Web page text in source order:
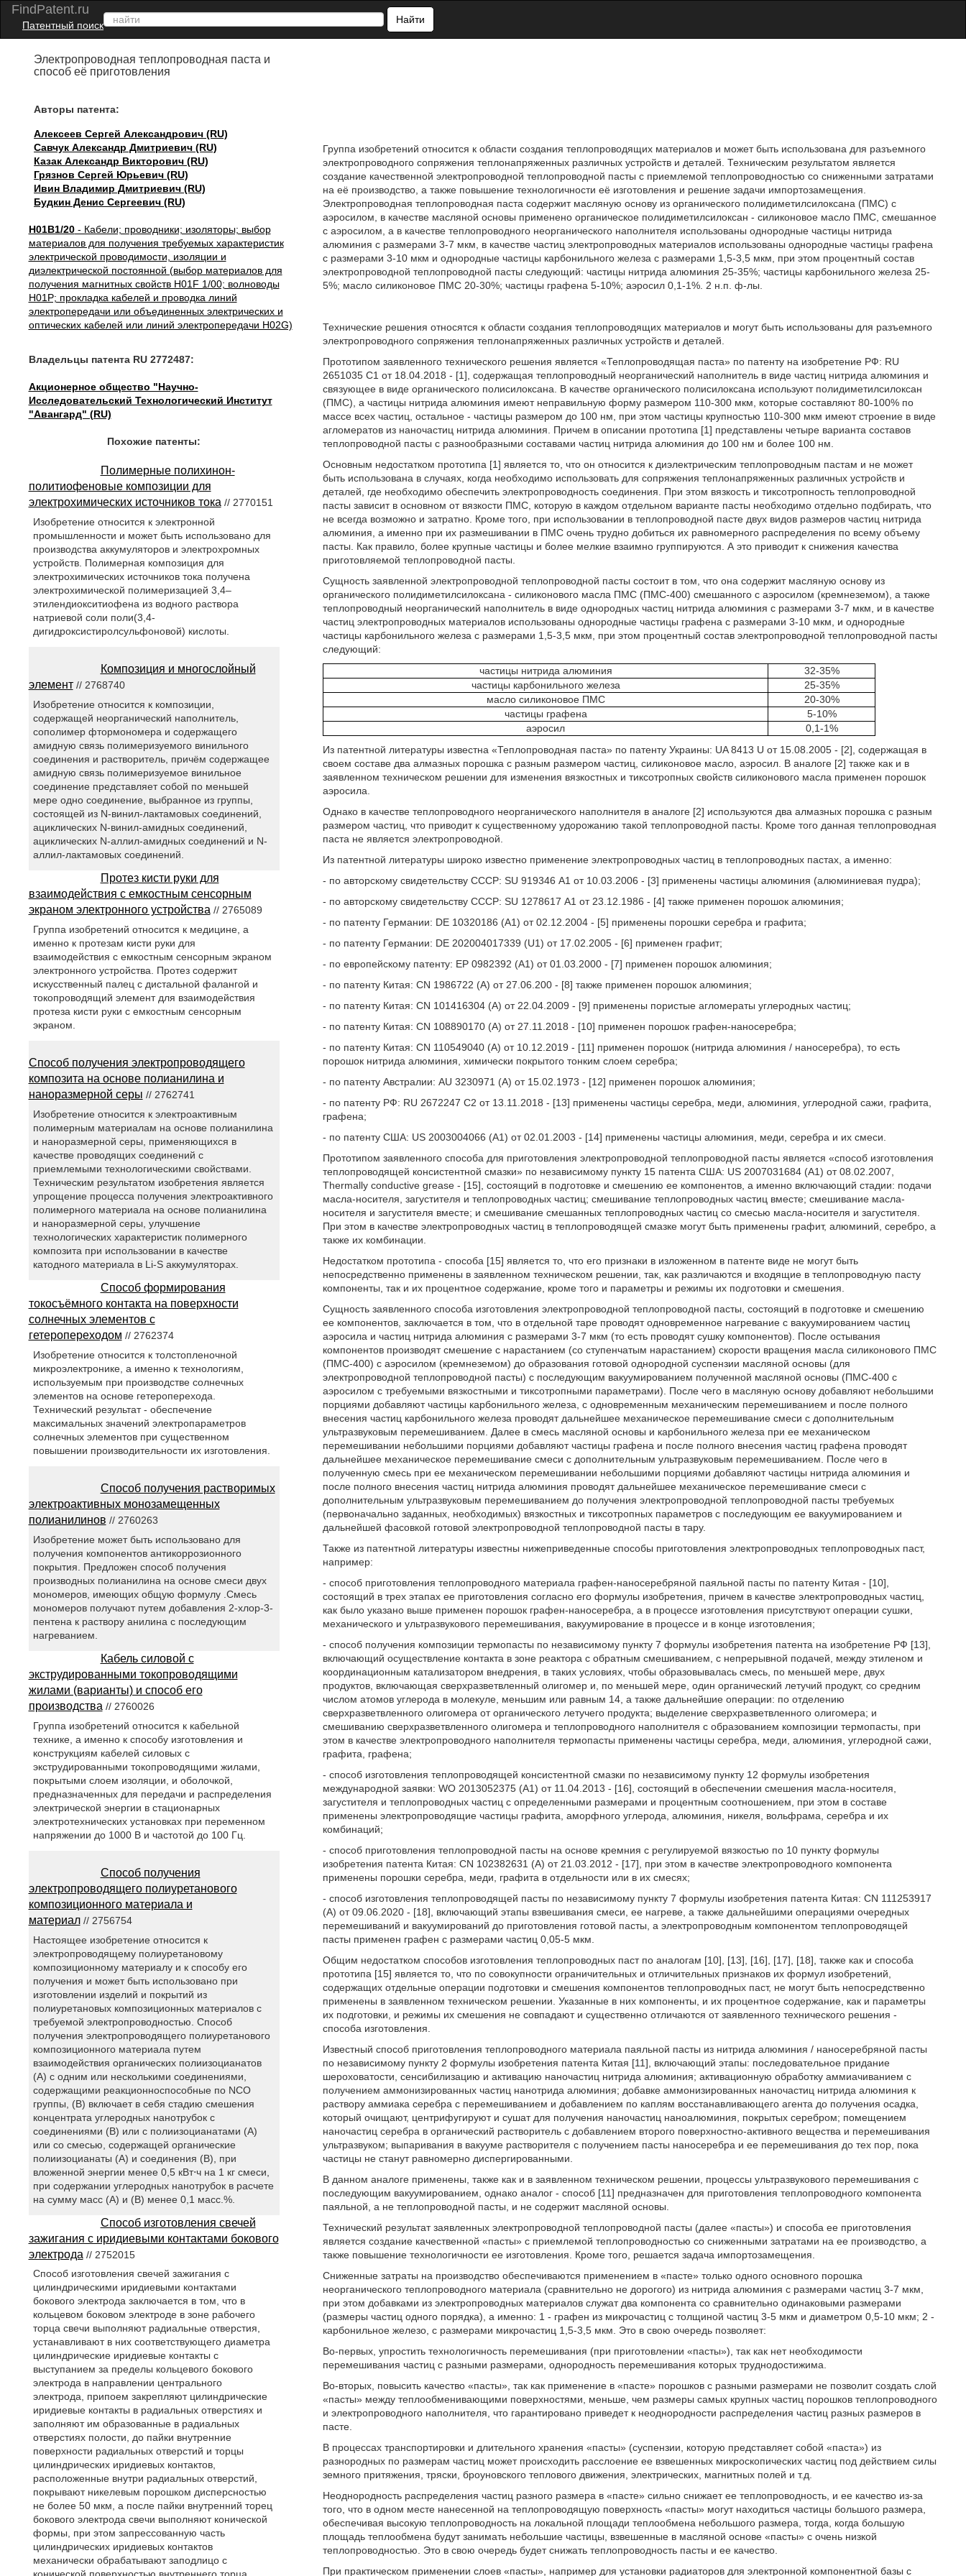
FindPatent.ru
Патентный поиск
Найти
Электропроводная теплопроводная паста и
способ её приготовления
Авторы патента:
Алексеев Сергей Александрович (RU)
Савчук Александр Дмитриевич (RU)
Казак Александр Викторович (RU)
Грязнов Сергей Юрьевич (RU)
Ивин Владимир Дмитриевич (RU)
Будкин Денис Сергеевич (RU)
H01B1/20- Кабели; проводники; изоляторы; выбор
материалов для получения требуемых характеристик
электрической проводимости, изоляции и
диэлектрической постоянной (выбор материалов для
получения магнитных свойств H01F 1/00; волноводы
H01P; прокладка кабелей и проводка линий
электропередачи или объединенных электрических и
оптических кабелей или линий электропередачи H02G)
Владельцы патента RU 2772487:
Акционерное общество "Научно-
Исследовательский Технологический Институт
"Авангард" (RU)
Группа изобретений относится к области создания теплопроводящих материалов и может быть использована для разъемного
электропроводного сопряжения теплонапряженных различных устройств и деталей. Техническим результатом является
создание качественной электропроводной теплопроводной пасты с приемлемой теплопроводностью со сниженными затратами
на её производство, а также повышение технологичности её изготовления и решение задачи импортозамещения.
Электропроводная теплопроводная паста содержит масляную основу из органического полидиметилсилоксана (ПМС) с
аэросилом, в качестве масляной основы применено органическое полидиметилсилоксан - силиконовое масло ПМС, смешанное
с аэросилом, а в качестве теплопроводного неорганического наполнителя использованы однородные частицы нитрида
алюминия с размерами 3-7 мкм, в качестве частиц электропроводных материалов использованы однородные частицы графена
с размерами 3-10 мкм и однородные частицы карбонильного железа с размерами 1,5-3,5 мкм, при этом процентный состав
электропроводной теплопроводной пасты следующий: частицы нитрида алюминия 25-35%; частицы карбонильного железа 25-
5%; масло силиконовое ПМС 20-30%; частицы графена 5-10%; аэросил 0,1-1%. 2 н.п. ф-лы.
Технические решения относятся к области создания теплопроводящих материалов и могут быть использованы для разъемного
электропроводного сопряжения теплонапряженных различных устройств и деталей.
Прототипом заявленного технического решения является «Теплопроводящая паста» по патенту на изобретение РФ: RU
2651035 С1 от 18.04.2018 - [1], содержащая теплопроводный неорганический наполнитель в виде частиц нитрида алюминия и
связующее в виде органического полисилоксана. В качестве органического полисилоксана используют полидиметилсилоксан
(ПМС), а частицы нитрида алюминия имеют неправильную форму размером 110-300 мкм, которые составляют 80-100% по
массе всех частиц, остальное - частицы размером до 100 нм, при этом частицы крупностью 110-300 мкм имеют строение в виде
агломератов из наночастиц нитрида алюминия. Причем в описании прототипа [1] представлены четыре варианта составов
теплопроводной пасты с разнообразными составами частиц нитрида алюминия до 100 нм и более 100 нм.
Основным недостатком прототипа [1] является то, что он относится к диэлектрическим теплопроводным пастам и не может
быть использована в случаях, когда необходимо использовать для сопряжения теплонапряженных различных устройств и
деталей, где необходимо обеспечить электропроводность соединения. При этом вязкость и тиксотропность теплопроводной
пасты зависит в основном от вязкости ПМС, которую в каждом отдельном варианте пасты необходимо отдельно подбирать, что
не всегда возможно и затратно. Кроме того, при использовании в теплопроводной пасте двух видов размеров частиц нитрида
алюминия, а именно при их размешивании в ПМС очень трудно добиться их равномерного распределения по всему объему
пасты. Как правило, более крупные частицы и более мелкие взаимно группируются. А это приводит к снижения качества
приготовляемой теплопроводной пасты.
Сущность заявленной электропроводной теплопроводной пасты состоит в том, что она содержит масляную основу из
органического полидиметилсилоксана - силиконового масла ПМС (ПМС-400) смешанного с аэросилом (кремнеземом), а также
теплопроводный неорганический наполнитель в виде однородных частиц нитрида алюминия с размерами 3-7 мкм, и в качестве
частиц электропроводных материалов использованы однородные частицы графена с размерами 3-10 мкм, и однородные
частицы карбонильного железа с размерами 1,5-3,5 мкм, при этом процентный состав электропроводной теплопроводной пасты
следующий:
частицы нитрида алюминия
32-35%
частицы карбонильного железа
25-35%
масло силиконовое ПМС
20-30%
частицы графена
5-10%
аэросил
0,1-1%
Из патентной литературы известна «Теплопроводная паста» по патенту Украины: UA 8413 U от 15.08.2005 - [2], содержащая в
своем составе два алмазных порошка с разным размером частиц, силиконовое масло, аэросил. В аналоге [2] также как и в
заявленном техническом решении для изменения вязкостных и тиксотропных свойств силиконового масла применен порошок
аэросила.
Однако в качестве теплопроводного неорганического наполнителя в аналоге [2] используются два алмазных порошка с разным
размером частиц, что приводит к существенному удорожанию такой теплопроводной пасты. Кроме того данная теплопроводная
паста не является электропроводной.
Из патентной литературы широко известно применение электропроводных частиц в теплопроводных пастах, а именно:
- по авторскому свидетельству СССР: SU 919346 А1 от 10.03.2006 - [3] применены частицы алюминия (алюминиевая пудра);
- по авторскому свидетельству СССР: SU 1278617 А1 от 23.12.1986 - [4] также применен порошок алюминия;
- по патенту Германии: DE 10320186 (А1) от 02.12.2004 - [5] применены порошки серебра и графита;
- по патенту Германии: DE 202004017339 (U1) от 17.02.2005 - [6] применен графит;
- по европейскому патенту: ЕР 0982392 (А1) от 01.03.2000 - [7] применен порошок алюминия;
- по патенту Китая: CN 1986722 (А) от 27.06.200 - [8] также применен порошок алюминия;
- по патенту Китая: CN 101416304 (А) от 22.04.2009 - [9] применены пористые агломераты углеродных частиц;
- по патенту Китая: CN 108890170 (А) от 27.11.2018 - [10] применен порошок графен-наносеребра;
- по патенту Китая: CN 110549040 (А) от 10.12.2019 - [11] применен порошок (нитрида алюминия / наносеребра), то есть
порошок нитрида алюминия, химически покрытого тонким слоем серебра;
- по патенту Австралии: AU 3230971 (А) от 15.02.1973 - [12] применен порошок алюминия;
- по патенту РФ: RU 2672247 С2 от 13.11.2018 - [13] применены частицы серебра, меди, алюминия, углеродной сажи, графита,
графена;
- по патенту США: US 2003004066 (А1) от 02.01.2003 - [14] применены частицы алюминия, меди, серебра и их смеси.
Прототипом заявленного способа для приготовления электропроводной теплопроводной пасты является «способ изготовления
теплопроводящей консистентной смазки» по независимому пункту 15 патента США: US 2007031684 (А1) от 08.02.2007,
Thermally conductive grease - [15], состоящий в подготовке и смешению ее компонентов, а именно включающий стадии: подачи
масла-носителя, загустителя и теплопроводных частиц; смешивание теплопроводных частиц вместе; смешивание масла-
носителя и загустителя вместе; и смешивание смешанных теплопроводных частиц со смесью масла-носителя и загустителя.
При этом в качестве электропроводных частиц в теплопроводящей смазке могут быть применены графит, алюминий, серебро, а
также их комбинации.
Недостатком прототипа - способа [15] является то, что его признаки в изложенном в патенте виде не могут быть
непосредственно применены в заявленном техническом решении, так, как различаются и входящие в теплопроводную пасту
компоненты, так и их процентное содержание, кроме того и параметры и режимы их подготовки и смешения.
Сущность заявленного способа изготовления электропроводной теплопроводной пасты, состоящий в подготовке и смешению
ее компонентов, заключается в том, что в отдельной таре проводят одновременное нагревание с вакуумированием частиц
аэросила и частиц нитрида алюминия с размерами 3-7 мкм (то есть проводят сушку компонентов). После остывания
компонентов производят смешение с нарастанием (со ступенчатым нарастанием) скорости вращения масла силиконового ПМС
(ПМС-400) с аэросилом (кремнеземом) до образования готовой однородной суспензии масляной основы (для
электропроводной теплопроводной пасты) с последующим вакуумированием полученной масляной основы (ПМС-400 с
аэросилом с требуемыми вязкостными и тиксотропными параметрами). После чего в масляную основу добавляют небольшими
порциями добавляют частицы карбонильного железа, с одновременным механическим перемешиванием и после полного
внесения частиц карбонильного железа проводят дальнейшее механическое перемешивание смеси с дополнительным
ультразвуковым перемешиванием. Далее в смесь масляной основы и карбонильного железа при ее механическом
перемешивании небольшими порциями добавляют частицы графена и после полного внесения частиц графена проводят
дальнейшее механическое перемешивание смеси с дополнительным ультразвуковым перемешиванием. После чего в
полученную смесь при ее механическом перемешивании небольшими порциями добавляют частицы нитрида алюминия и
после полного внесения частиц нитрида алюминия проводят дальнейшее механическое перемешивание смеси с
дополнительным ультразвуковым перемешиванием до получения электропроводной теплопроводной пасты требуемых
(первоначально заданных, необходимых) вязкостных и тиксотропных параметров с последующим ее вакуумированием и
дальнейшей фасовкой готовой электропроводной теплопроводной пасты в тару.
Также из патентной литературы известны нижеприведенные способы приготовления электропроводных теплопроводных паст,
например:
- способ приготовления теплопроводного материала графен-наносеребряной паяльной пасты по патенту Китая - [10],
состоящий в трех этапах ее приготовления согласно его формулы изобретения, причем в качестве электропроводных частиц,
как было указано выше применен порошок графен-наносеребра, а в процессе изготовления присутствуют операции сушки,
механического и ультразвукового перемешивания, вакуумирование в процессе и в конце изготовления;
- способ получения композиции термопасты по независимому пункту 7 формулы изобретения патента на изобретение РФ [13],
включающий осуществление контакта в зоне реактора с обратным смешиванием, с непрерывной подачей, между этиленом и
координационным катализатором внедрения, в таких условиях, чтобы образовывалась смесь, по меньшей мере, двух
продуктов, включающая сверхразветвленный олигомер и, по меньшей мере, один органический летучий продукт, со средним
числом атомов углерода в молекуле, меньшим или равным 14, а также дальнейшие операции: по отделению
сверхразветвленного олигомера от органического летучего продукта; выделение сверхразветвленного олигомера; и
смешиванию сверхразветвленного олигомера и теплопроводного наполнителя с образованием композиции термопасты, при
этом в качестве электропроводного наполнителя термопасты применены частицы серебра, меди, алюминия, углеродной сажи,
графита, графена;
- способ изготовления теплопроводящей консистентной смазки по независимому пункту 12 формулы изобретения
международной заявки: WO 2013052375 (А1) от 11.04.2013 - [16], состоящий в обеспечении смешения масла-носителя,
загустителя и теплопроводных частиц с определенными размерами и процентным соотношением, при этом в составе
применены электропроводящие частицы графита, аморфного углерода, алюминия, никеля, вольфрама, серебра и их
комбинаций;
- способ приготовления теплопроводной пасты на основе кремния с регулируемой вязкостью по 10 пункту формулы
изобретения патента Китая: CN 102382631 (А) от 21.03.2012 - [17], при этом в качестве электропроводного компонента
применены порошки серебра, меди, графита в отдельности или в их смесях;
- способ изготовления теплопроводящей пасты по независимому пункту 7 формулы изобретения патента Китая: CN 111253917
(А) от 09.06.2020 - [18], включающий этапы взвешивания смеси, ее нагреве, а также дальнейшими операциями очередных
перемешиваний и вакуумирований до приготовления готовой пасты, а электропроводным компонентом теплопроводящей
пасты применен графен с размерами частиц 0,05-5 мкм.
Общим недостатком способов изготовления теплопроводных паст по аналогам [10], [13], [16], [17], [18], также как и способа
прототипа [15] является то, что по совокупности ограничительных и отличительных признаков их формул изобретений,
содержащих отдельные операции подготовки и смешения компонентов теплопроводных паст, не могут быть непосредственно
применены в заявленном техническом решении. Указанные в них компоненты, и их процентное содержание, как и параметры
их подготовки, и режимы их смешения не совпадают и существенно отличаются от заявленного технического решения -
способа изготовления.
Известный способ приготовления теплопроводного материала паяльной пасты из нитрида алюминия / наносеребряной пасты
по независимому пункту 2 формулы изобретения патента Китая [11], включающий этапы: последовательное придание
шероховатости, сенсибилизацию и активацию наночастиц нитрида алюминия; активационную обработку аммиачиванием с
получением аммонизированных частиц нанотрида алюминия; добавке аммонизированных наночастиц нитрида алюминия к
раствору аммиака серебра с перемешиванием и добавлением по каплям восстанавливающего агента до получения осадка,
который очищают, центрифугируют и сушат для получения наночастиц наноалюминия, покрытых серебром; помещением
наночастиц серебра в органический растворитель с добавлением второго поверхностно-активного вещества и перемешивания
ультразвуком; выпаривания в вакууме растворителя с получением пасты наносеребра и ее перемешивания до тех пор, пока
частицы не станут равномерно диспергированными.
В данном аналоге применены, также как и в заявленном техническом решении, процессы ультразвукового перемешивания с
последующим вакуумированием, однако аналог - способ [11] предназначен для приготовления теплопроводного компонента
паяльной, а не теплопроводной пасты, и не содержит масляной основы.
Технический результат заявленных электропроводной теплопроводной пасты (далее «пасты») и способа ее приготовления
является создание качественной «пасты» с приемлемой теплопроводностью со сниженными затратами на ее производство, а
также повышение технологичности ее изготовления. Кроме того, решается задача импортозамещения.
Сниженные затраты на производство обеспечиваются применением в «пасте» только одного основного порошка
неорганического теплопроводного материала (сравнительно не дорогого) из нитрида алюминия с размерами частиц 3-7 мкм,
при этом добавками из электропроводных материалов служат два компонента со сравнительно одинаковыми размерами
(размеры частиц одного порядка), а именно: 1 - графен из микрочастиц с толщиной частиц 3-5 мкм и диаметром 0,5-10 мкм; 2 -
карбонильное железо, с размерами микрочастиц 1,5-3,5 мкм. Это в свою очередь позволяет:
Во-первых, упростить технологичность перемешивания (при приготовлении «пасты»), так как нет необходимости
перемешивания частиц с разными размерами, однородность перемешивания которых труднодостижима.
Во-вторых, повысить качество «пасты», так как применение в «пасте» порошков с разными размерами не позволит создать слой
«пасты» между теплообменивающими поверхностями, меньше, чем размеры самых крупных частиц порошков теплопроводного
и электропроводного наполнителя, что гарантировано приведет к неоднородности распределения частиц разных размеров в
пасте.
В процессах транспортировки и длительного хранения «пасты» (суспензии, которую представляет собой «паста») из
разнородных по размерам частиц может происходить расслоение ее взвешенных микроскопических частиц под действием силы
земного притяжения, тряски, броуновского теплового движения, электрических, магнитных полей и т.д.
Неоднородность распределения частиц разного размера в «пасте» сильно снижает ее теплопроводность, и ее качество из-за
того, что в одном месте нанесенной на теплопроводящую поверхность «пасты» могут находиться частицы большого размера,
обеспечивая высокую теплопроводность на локальной площади теплообмена небольшого размера, тогда, когда большую
площадь теплообмена будут занимать небольшие частицы, взвешенные в масляной основе «пасты» с очень низкой
теплопроводностью. Это в свою очередь будет снижать теплопроводность пасты и ее качество.
При практическом применении слоев «пасты», например для установки радиаторов для электронной компонентной базы с
Похожие патенты:
Полимерные полихинон-
политиофеновые композиции для
электрохимических источников тока // 2770151
Изобретение относится к электронной
промышленности и может быть использовано для
производства аккумуляторов и электрохромных
устройств. Полимерная композиция для
электрохимических источников тока получена
электрохимической полимеризацией 3,4–
этилендиокситиофена из водного раствора
натриевой соли поли(3,4-
дигидроксистиролсульфоновой) кислоты.
Композиция и многослойный
элемент// 2768740
Изобретение относится к композиции,
содержащей неорганический наполнитель,
сополимер фтормономера и содержащего
амидную связь полимеризуемого винильного
соединения и растворитель, причём содержащее
амидную связь полимеризуемое винильное
соединение представляет собой по меньшей
мере одно соединение, выбранное из группы,
состоящей из N-винил-лактамовых соединений,
ациклических N-винил-амидных соединений,
ациклических N-аллил-амидных соединений и N-
аллил-лактамовых соединений.
Протез кисти руки для
взаимодействия с емкостным сенсорным
экраном электронного устройства // 2765089
Группа изобретений относится к медицине, а
именно к протезам кисти руки для
взаимодействия с емкостным сенсорным экраном
электронного устройства. Протез содержит
искусственный палец с дистальной фалангой и
токопроводящий элемент для взаимодействия
протеза кисти руки с емкостным сенсорным
экраном.
Способ получения электропроводящего
композита на основе полианилина и
наноразмерной серы // 2762741
Изобретение относится к электроактивным
полимерным материалам на основе полианилина
и наноразмерной серы, применяющихся в
качестве проводящих соединений с
приемлемыми технологическими свойствами.
Техническим результатом изобретения является
упрощение процесса получения электроактивного
полимерного материала на основе полианилина
и наноразмерной серы, улучшение
технологических характеристик полимерного
композита при использовании в качестве
катодного материала в Li-S аккумуляторах.
Способ формирования
токосъёмного контакта на поверхности
солнечных элементов с
гетеропереходом // 2762374
Изобретение относится к толстопленочной
микроэлектронике, а именно к технологиям,
используемым при производстве солнечных
элементов на основе гетероперехода.
Технический результат - обеспечение
максимальных значений электропараметров
солнечных элементов при существенном
повышении производительности их изготовления.
Способ получения растворимых
электроактивных монозамещенных
полианилинов // 2760263
Изобретение может быть использовано для
получения компонентов антикоррозионного
покрытия. Предложен способ получения
производных полианилина на основе смеси двух
мономеров, имеющих общую формулу .Смесь
мономеров получают путем добавления 2-хлор-3-
пентена к раствору анилина с последующим
нагреванием.
Кабель силовой с
экструдированными токопроводящими
жилами (варианты) и способ его
производства // 2760026
Группа изобретений относится к кабельной
технике, а именно к способу изготовления и
конструкциям кабелей силовых с
экструдированными токопроводящими жилами,
покрытыми слоем изоляции, и оболочкой,
предназначенных для передачи и распределения
электрической энергии в стационарных
электротехнических установках при переменном
напряжении до 1000 В и частотой до 100 Гц.
Способ получения
электропроводящего полиуретанового
композиционного материала и
материал// 2756754
Настоящее изобретение относится к
электропроводящему полиуретановому
композиционному материалу и к способу его
получения и может быть использовано при
изготовлении изделий и покрытий из
полиуретановых композиционных материалов с
требуемой электропроводностью. Способ
получения электропроводящего полиуретанового
композиционного материала путем
взаимодействия органических полиизоцианатов
(А) с одним или несколькими соединениями,
содержащими реакционноспособные по NCO
группы, (В) включает в себя стадию смешения
концентрата углеродных нанотрубок с
соединениями (B) или с полиизоцианатами (A)
или со смесью, содержащей органические
полиизоцианаты (А) и соединения (В), при
вложенной энергии менее 0,5 кВт⋅ч на 1 кг смеси,
при содержании углеродных нанотрубок в расчете
на сумму масс (А) и (В) менее 0,1 масс.%.
Способ изготовления свечей
зажигания с иридиевыми контактами бокового
электрода // 2752015
Способ изготовления свечей зажигания с
цилиндрическими иридиевыми контактами
бокового электрода заключается в том, что в
кольцевом боковом электроде в зоне рабочего
торца свечи выполняют радиальные отверстия,
устанавливают в них соответствующего диаметра
цилиндрические иридиевые контакты с
выступанием за пределы кольцевого бокового
электрода в направлении центрального
электрода, припоем закрепляют цилиндрические
иридиевые контакты в радиальных отверстиях и
заполняют им образованные в радиальных
отверстиях полости, до пайки внутренние
поверхности радиальных отверстий и торцы
цилиндрических иридиевых контактов,
расположенные внутри радиальных отверстий,
покрывают никелевым порошком дисперсностью
не более 50 мкм, а после пайки внутренний торец
бокового электрода свечи выполняют конической
формы, при этом запрессованную часть
цилиндрических иридиевых контактов
механически обрабатывают заподлицо с